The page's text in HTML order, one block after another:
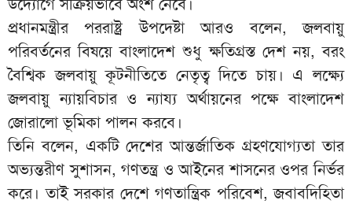
প্রধানমন্ত্রীর পররাষ্ট্র উপদেষ্টা আরও বলেন, জলবায়ু
পরিবর্তনের বিষয়ে বাংলাদেশ শুধু ক্ষতিগ্রস্ত দেশ নয়, বরং
বৈশ্বিক জলবায়ু কূটনীতিতে নেতৃত্ব দিতে চায়। এ লক্ষ্যে
জলবায়ু ন্যায়বিচার ও ন্যায্য অর্থায়নের পক্ষে বাংলাদেশ
জোরালো ভূমিকা পালন করবে।
তিনি বলেন, একটি দেশের আন্তর্জাতিক গ্রহণযোগ্যতা তার
অভ্যন্তরীণ সুশাসন, গণতন্ত্র ও আইনের শাসনের ওপর নির্ভর
করে। তাই সরকার দেশে গণতান্ত্রিক পরিবেশ, জবাবদিহিতা